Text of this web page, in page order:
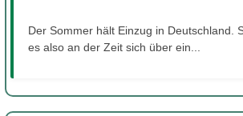
Der Sommer hält Einzug in Deutschland.
es also an der Zeit sich über ein...